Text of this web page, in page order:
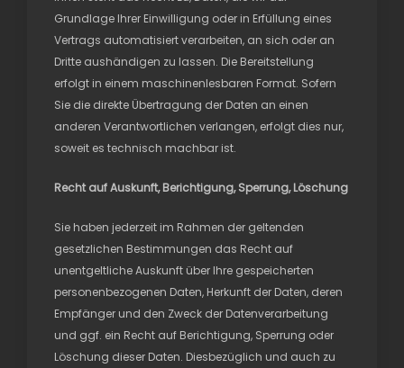
Grundlage Ihrer Einwilligung oder in Erfüllung eines
Vertrags automatisiert verarbeiten, an sich oder an
Dritte aushändigen zu lassen. Die Bereitstellung
erfolgt in einem maschinenlesbaren Format. Sofern
Sie die direkte Übertragung der Daten an einen
anderen Verantwortlichen verlangen, erfolgt dies nur,
soweit es technisch machbar ist.
Recht auf Auskunft, Berichtigung, Sperrung, Löschung
Sie haben jederzeit im Rahmen der geltenden
gesetzlichen Bestimmungen das Recht auf
unentgeltliche Auskunft über Ihre gespeicherten
personenbezogenen Daten, Herkunft der Daten, deren
Empfänger und den Zweck der Datenverarbeitung
und ggf. ein Recht auf Berichtigung, Sperrung oder
Löschung dieser Daten. Diesbezüglich und auch zu